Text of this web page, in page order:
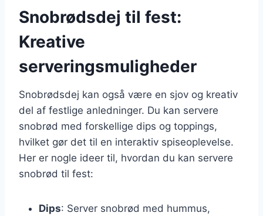
Snobrødsdej til fest:
Kreative
serveringsmuligheder
Snobrødsdej kan også være en sjov og kreativ
del af festlige anledninger. Du kan servere
snobrød med forskellige dips og toppings,
hvilket gør det til en interaktiv spiseoplevelse.
Her er nogle ideer til, hvordan du kan servere
snobrød til fest:
Dips: Server snobrød med hummus,